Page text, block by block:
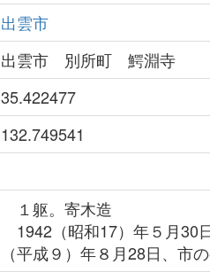
出雲市
出雲市 別所町 鰐淵寺
35.422477
132.749541
１躯。寄木造
1942（昭和17）年５月30
（平成９）年８月28日、市